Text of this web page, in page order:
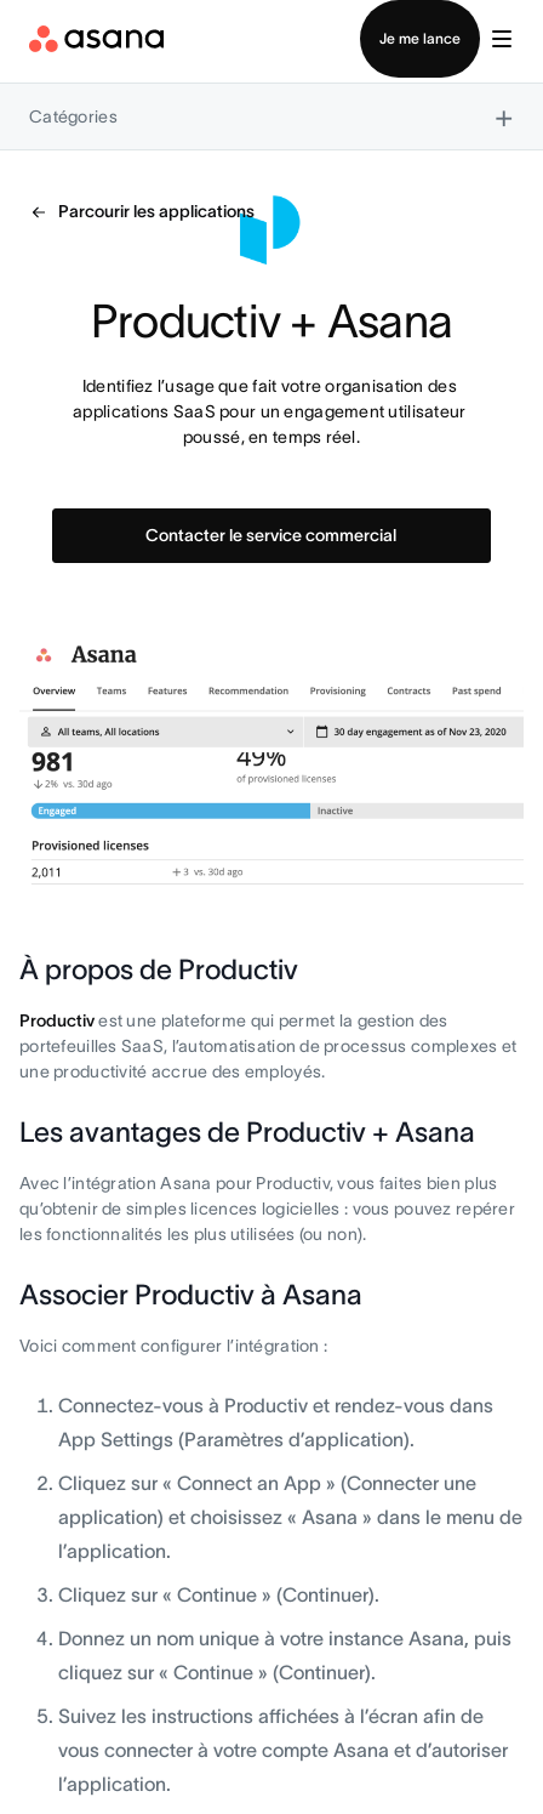
Je me lance
Contacter le service commercial
Catégories ×
Parcourir les applications
Productiv + Asana
Identifiez l’usage que fait votre organisation des
applications SaaS pour un engagement utilisateur
poussé, en temps réel.
Contacter le service commercial
À propos de Productiv
Productivest une plateforme qui permet la gestion des
portefeuilles SaaS, l’automatisation de processus complexes et
une productivité accrue des employés.
Les avantages de Productiv + Asana
Avec l’intégration Asana pour Productiv, vous faites bien plus
qu’obtenir de simples licences logicielles : vous pouvez repérer
les fonctionnalités les plus utilisées (ou non).
Associer Productiv à Asana
Voici comment configurer l’intégration :
Connectez-vous à Productiv et rendez-vous dans
App Settings (Paramètres d’application).
Cliquez sur « Connect an App » (Connecter une
application) et choisissez « Asana » dans le menu de
l’application.
Cliquez sur « Continue » (Continuer).
Donnez un nom unique à votre instance Asana, puis
cliquez sur « Continue » (Continuer).
Suivez les instructions affichées à l’écran afin de
vous connecter à votre compte Asana et d’autoriser
l’application.